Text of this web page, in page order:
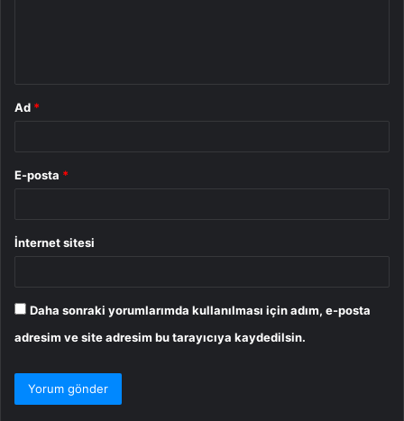
Ad *
E-posta *
İnternet sitesi
Daha sonraki yorumlarımda kullanılması için adım, e-posta
adresim ve site adresim bu tarayıcıya kaydedilsin.